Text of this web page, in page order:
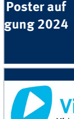
Projekt
der